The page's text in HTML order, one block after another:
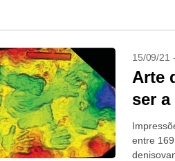
15/09/21
Arte
ser
entre